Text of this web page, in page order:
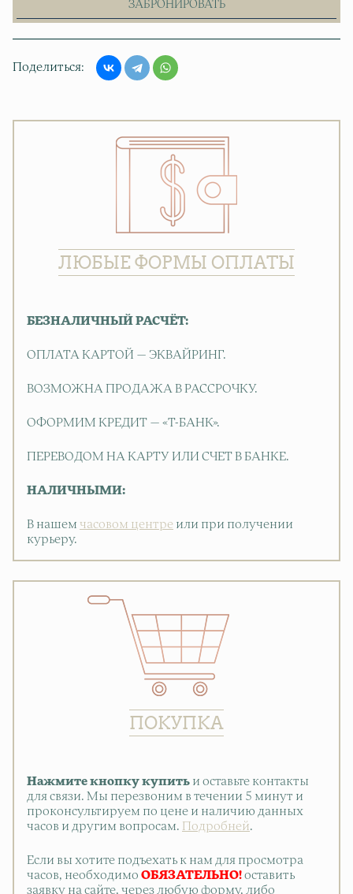
ЗАБРОНИРОВАТЬ
Поделиться
ЛЮБЫЕ ФОРМЫ ОПЛАТЫ
БЕЗНАЛИЧНЫЙ РАСЧЁТ:
ОПЛАТА КАРТОЙ — ЭКВАЙРИНГ.
ВОЗМОЖНА ПРОДАЖА В РАССРОЧКУ.
ОФОРМИМ КРЕДИТ — «Т-БАНК».
ПЕРЕВОДОМ НА КАРТУ ИЛИ СЧЕТ В БАНКЕ.
НАЛИЧНЫМИ:
В нашем часовом центре или при получении
курьеру.
ПОКУПКА
Нажмите кнопку купить и оставьте контакты
для связи. Мы перезвоним в течении 5 минут и
проконсультируем по цене и наличию данных
часов и другим вопросам.
Подробней.
Если вы хотите подъехать к нам для просмотра
часов, необходимо ОБЯЗАТЕЛЬНО! оставить
заявку на сайте, через любую форму, либо